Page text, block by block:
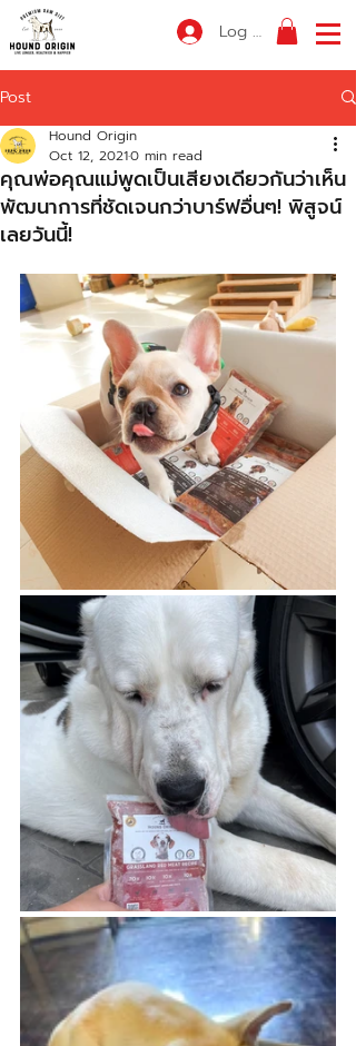
Log In
Post
คุณพ่อคุณแม่พูดเป็นเสียงเดียวกันว่าเห็น
พัฒนาการที่ชัดเจนกว่าบาร์ฟอื่นๆ! พิสูจน์
เลยวันนี้!
Hound Origin
Oct 12, 20210 min read